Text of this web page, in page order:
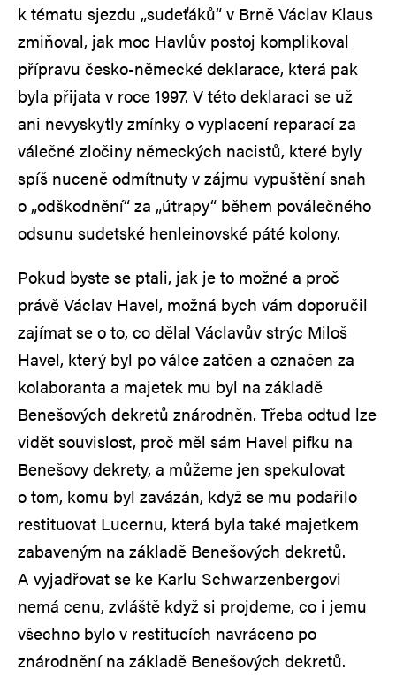
k tématu sjezdu „sudeťáků“ v Brně Václav Klaus
zmiňoval, jak moc Havlův postoj komplikoval
přípravu česko-německé deklarace, která pak
byla přijata v roce 1997. V této deklaraci se už
ani nevyskytly zmínky o vyplacení reparací za
válečné zločiny německých nacistů, které byly
spíš nuceně odmítnuty v zájmu vypuštění snah
o „odškodnění“ za „útrapy“ během poválečného
odsunu sudetské henleinovské páté kolony.
Pokud byste se ptali, jak je to možné a proč
právě Václav Havel, možná bych vám doporučil
zajímat se o to, co dělal Václavův strýc Miloš
Havel, který byl po válce zatčen a označen za
kolaboranta a majetek mu byl na základě
Benešových dekretů znárodněn. Třeba odtud lze
vidět souvislost, proč měl sám Havel pifku na
Benešovy dekrety, a můžeme jen spekulovat
o tom, komu byl zavázán, když se mu podařilo
restituovat Lucernu, která byla také majetkem
zabaveným na základě Benešových dekretů.
A vyjadřovat se ke Karlu Schwarzenbergovi
nemá cenu, zvláště když si projdeme, co i jemu
všechno bylo v restitucích navráceno po
znárodnění na základě Benešových dekretů.